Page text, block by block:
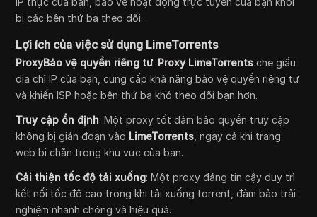
bị các bên thứ ba theo dõi.
Lợi ích của việc sử dụng LimeTorrents
ProxyBảo vệ quyền riêng tư: Proxy LimeTorrents che giấu
địa chỉ IP của bạn, cung cấp khả năng bảo vệ quyền riêng tư
và khiến ISP hoặc bên thứ ba khó theo dõi bạn hơn.
Truy cập ổn định: Một proxy tốt đảm bảo quyền truy cập
không bị gián đoạn vào LimeTorrents , ngay cả khi trang
web bị chặn trong khu vực của bạn.
Cải thiện tốc độ tải xuống: Một proxy đáng tin cậy duy trì
kết nối tốc độ cao trong khi tải xuống torrent, đảm bảo trải
nghiệm nhanh chóng và hiệu quả.